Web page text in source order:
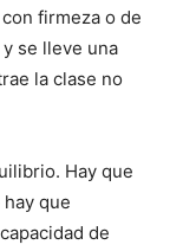
firmeza o de
se lleve una
la clase no
Hay que
que
de